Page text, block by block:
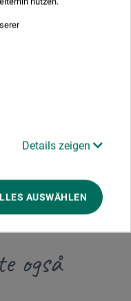
Details zeigen
AUSWÄHLEN
for dette
også